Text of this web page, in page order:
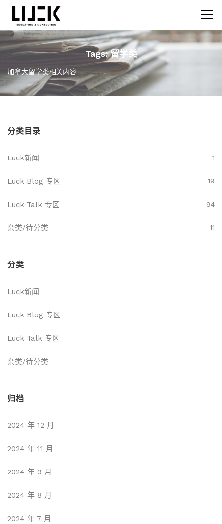
Tags: 留学类
加拿大留学类相关内容
分类目录
Luck新闻 1
Luck Blog 专区 19
Luck Talk 专区 94
杂类/待分类 11
分类
Luck新闻
Luck Blog 专区
Luck Talk 专区
杂类/待分类
归档
2024 年 12 月
2024 年 11 月
2024 年 9 月
2024 年 8 月
2024 年 7 月